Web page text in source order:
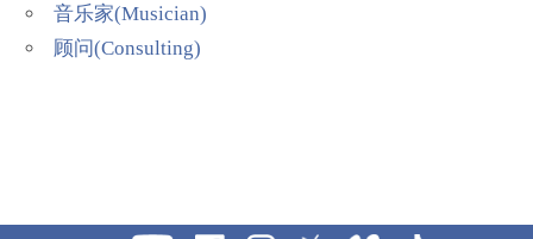
音乐家(Musician)
顾问(Consulting)